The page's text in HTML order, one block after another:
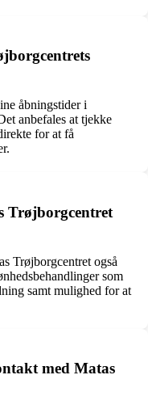
åbningstider i
anbefales at tjekke
for at få
Trøjborgcentret
Trøjborgcentret også
som
samt mulighed for at
med Matas